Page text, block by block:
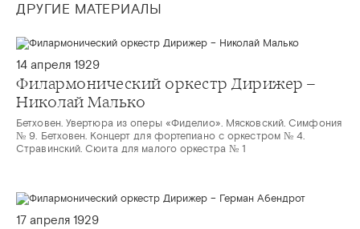
ДРУГИЕ МАТЕРИАЛЫ
14 апреля 1929
Филармонический оркестр Дирижер –
Николай Малько
Бетховен. Увертюра из оперы «Фиделио». Мясковский. Симфония
№ 9. Бетховен. Концерт для фортепиано с оркестром № 4.
Стравинский. Сюита для малого оркестра № 1
17 апреля 1929